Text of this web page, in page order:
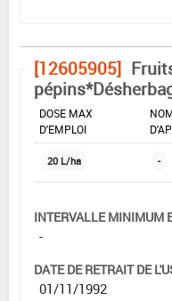
[12605905]
DOSE MAX
D'EMPLOI
20 L/ha -
INTERVALLE MINIMUM
-
DATE DE RETRAIT DE
01/11/1992